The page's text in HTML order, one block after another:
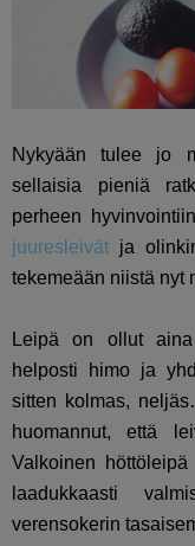
Nykyään tulee jo
sellaisia pieniä
perheen
juuresleivät ja
tekemeään niistä nyt
Leipä on ollut
helposti himo ja
sitten kolmas,
huomannut, että
Valkoinen
laadukkaasti
verensokerin